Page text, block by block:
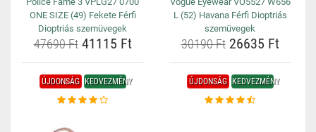
ONE SIZE (49) Fekete Férfi
Dioptriás szemüvegek
47690 Ft41115 Ft
L (52) Havana Férfi Dioptriás
szemüvegek
30190 Ft26635 Ft
ÚJDONSÁG KEDVEZMÉNY ÚJDONSÁG KEDVEZMÉNY